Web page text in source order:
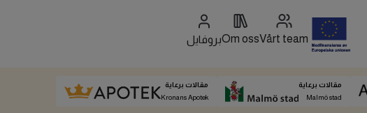
Vårt team
Om ossبروفايل
مقالات برعاية
Malmö stad
مقالات برعاية
Kronans Apotek